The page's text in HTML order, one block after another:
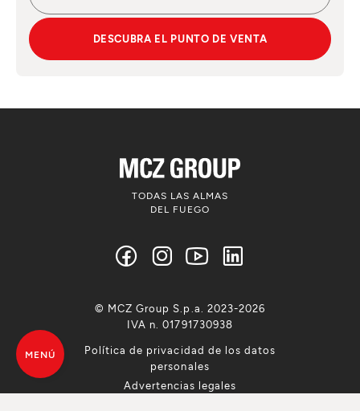
DESCUBRA EL PUNTO DE VENTA
TODAS LAS ALMAS
DEL FUEGO
Política de privacidad de los datos
personales
Advertencias legales
© MCZ Group S.p.a. 2023-2026
IVA n. 01791730938
MENÚ